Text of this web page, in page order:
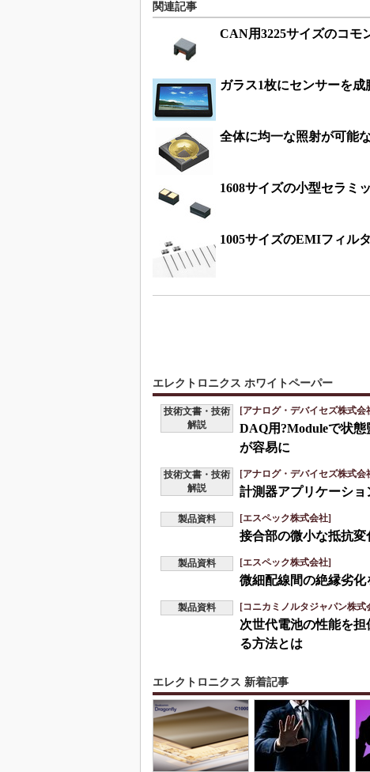
関連記事
CAN用3225サイズのコモ
ガラス1枚にセンサーを
全体に均一な照射が可能
1608サイズの小型セラミ
1005サイズのEMIフィル
エレクトロニクス ホワイトペーパー
技術文書・技術
解説
[アナログ・デバイセズ株式会
DAQ用?Moduleで状
が容易に
技術文書・技術
解説
[アナログ・デバイセズ株式会
計測器アプリケーシ
製品資料 [エスペック株式会社]
接合部の微小な抵抗
製品資料 [エスペック株式会社]
微細配線間の絶縁劣
製品資料 [コニカミノルタジャパン株式
次世代電池の性能を
る方法とは
エレクトロニクス 新着記事